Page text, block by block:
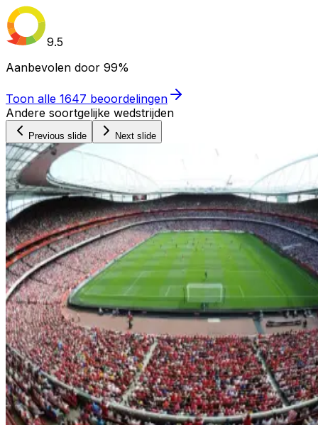
9.5
Aanbevolen door 99%
Toon alle 1647 beoordelingen
Andere soortgelijke wedstrijden
Previous slide Next slide